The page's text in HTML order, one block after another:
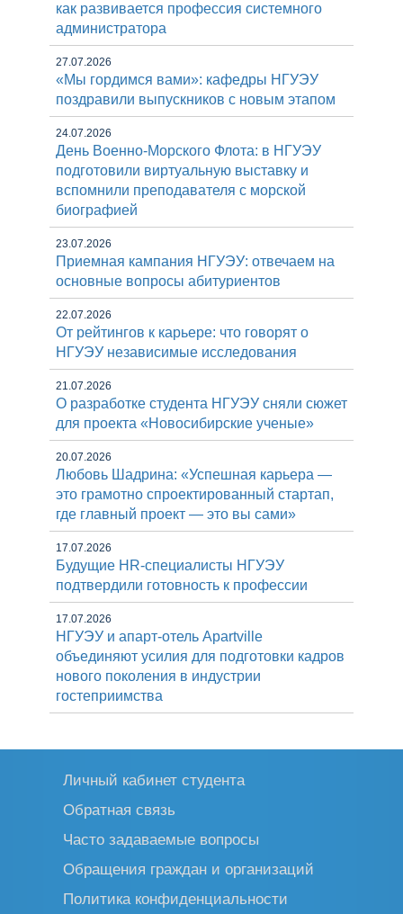
как развивается профессия системного
администратора
27.07.2026
«Мы гордимся вами»: кафедры НГУЭУ
поздравили выпускников с новым этапом
24.07.2026
День Военно-Морского Флота: в НГУЭУ
подготовили виртуальную выставку и
вспомнили преподавателя с морской
биографией
23.07.2026
Приемная кампания НГУЭУ: отвечаем на
основные вопросы абитуриентов
22.07.2026
От рейтингов к карьере: что говорят о
НГУЭУ независимые исследования
21.07.2026
О разработке студента НГУЭУ сняли сюжет
для проекта «Новосибирские ученые»
20.07.2026
Любовь Шадрина: «Успешная карьера —
это грамотно спроектированный стартап,
где главный проект — это вы сами»
17.07.2026
Будущие HR-специалисты НГУЭУ
подтвердили готовность к профессии
17.07.2026
НГУЭУ и апарт-отель Apartville
объединяют усилия для подготовки кадров
нового поколения в индустрии
гостеприимства
Личный кабинет студента
Обратная связь
Часто задаваемые вопросы
Обращения граждан и организаций
Политика конфиденциальности